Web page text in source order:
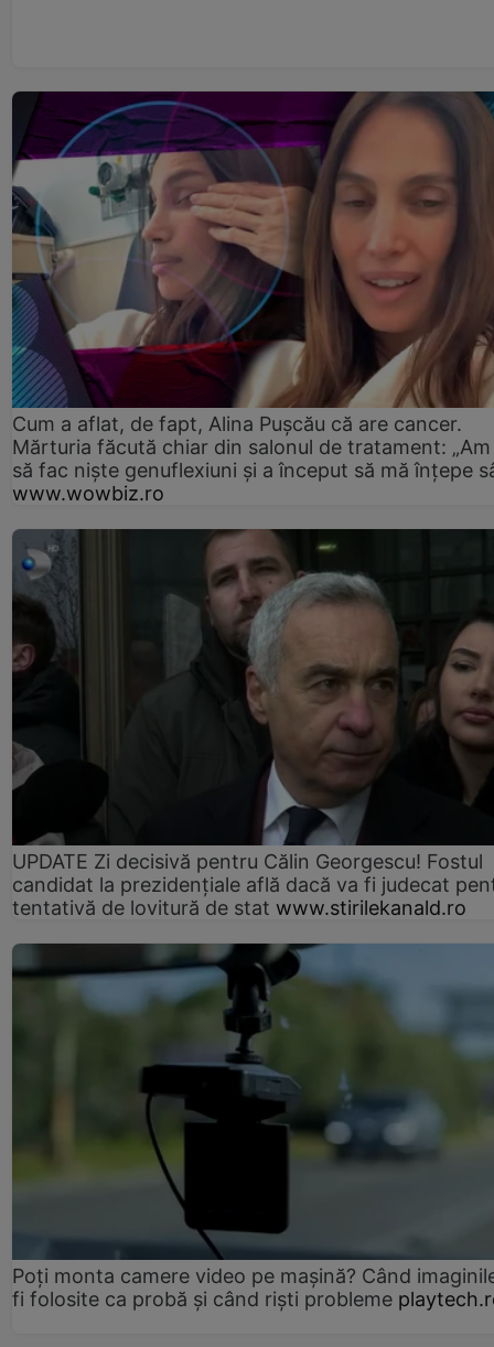
Cum a aflat, de fapt, Alina Pușcău că are cancer.
Mărturia făcută chiar din salonul de tratament:
să fac niște genuflexiuni și a început să mă înțepe
www.wowbiz.ro
UPDATE Zi decisivă pentru Călin Georgescu! Fostul
candidat la prezidențiale află dacă va fi judecat
tentativă de lovitură de stat www.stirilekanald.ro
Poți monta camere video pe mașină? Când
fi folosite ca probă și când riști probleme